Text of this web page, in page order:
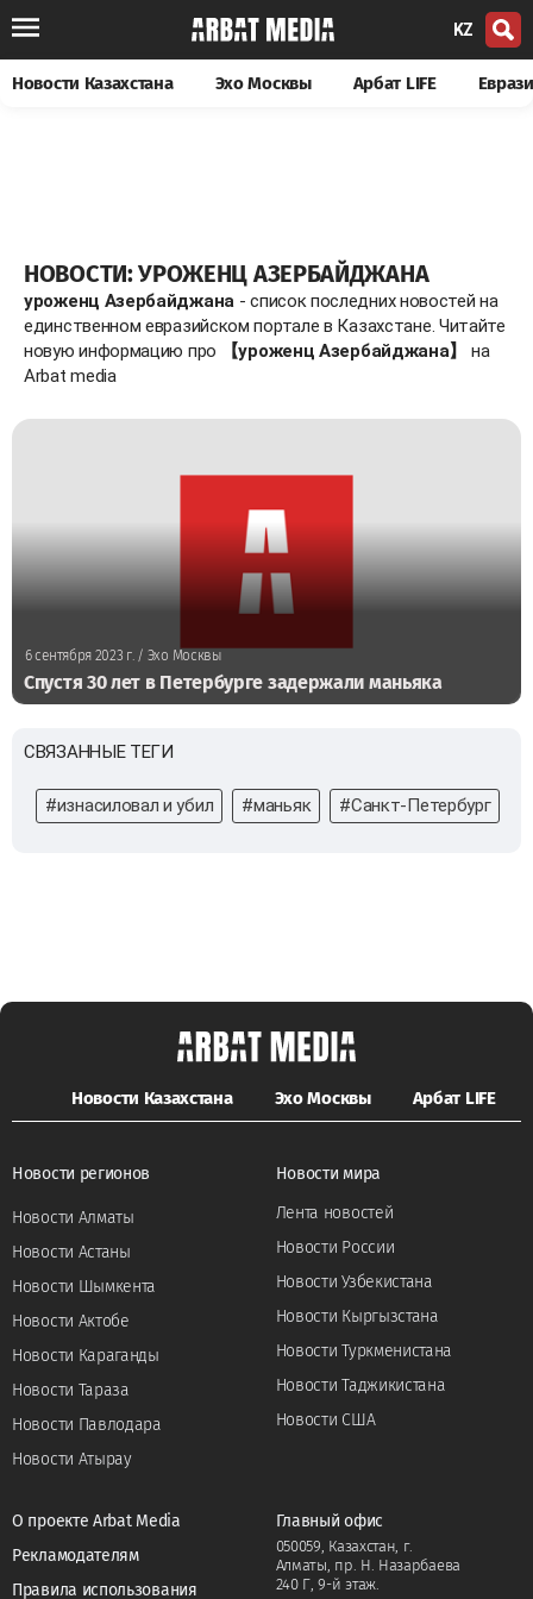
KZ
Новости Казахстана Эхо Москвы Арбат LIFE
НОВОСТИ: УРОЖЕНЦ АЗЕРБАЙДЖАНА
уроженц Азербайджана - список последних новостей на
единственном евразийском портале в Казахстане. Читайте
новую информацию про
【уроженц Азербайджана】
на
Arbat media
6 сентября 2023 г./ Эхо Москвы
Спустя 30 лет в Петербурге задержали маньяка
СВЯЗАННЫЕ ТЕГИ
#изнасиловал и убил #маньяк #Санкт-Петербург
Новости Казахстана Эхо Москвы Арбат LIFE
Новости регионов
Новости Алматы
Новости Астаны
Новости Шымкента
Новости Актобе
Новости Караганды
Новости Тараза
Новости Павлодара
Новости Атырау
Новости мира
Лента новостей
Новости России
Новости Узбекистана
Новости Кыргызстана
Новости Туркменистана
Новости Таджикистана
Новости США
О проекте Arbat Media
Рекламодателям
Правила использования
Главный офис
050059, Казахстан, г.
Алматы, пр. Н. Назарбаева
240 Г, 9-й этаж.